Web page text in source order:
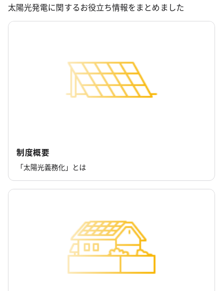
太陽光発電に関するお役立ち情報をまとめました
制度概要
「太陽光義務化」とは